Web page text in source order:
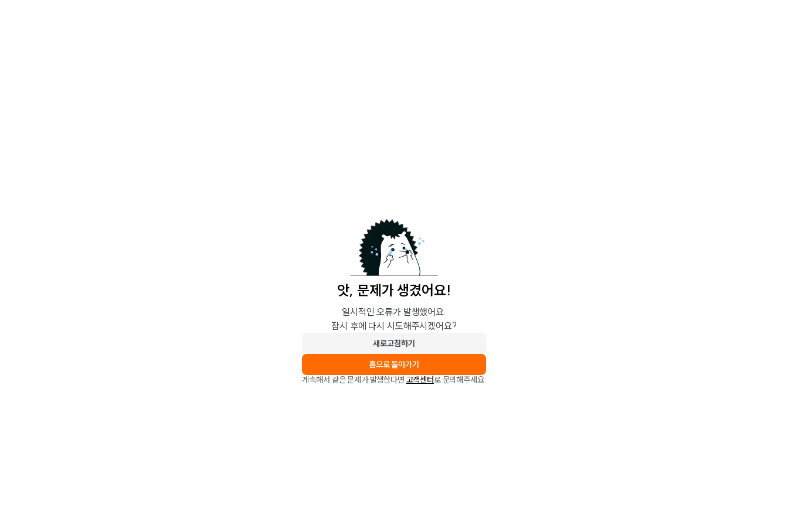
앗, 문제가 생겼어요!
일시적인 오류가 발생했어요.
잠시 후에 다시 시도해주시겠어요?
새로고침하기
홈으로 돌아가기
계속해서 같은 문제가 발생한다면 고객센터로 문의해주세요.